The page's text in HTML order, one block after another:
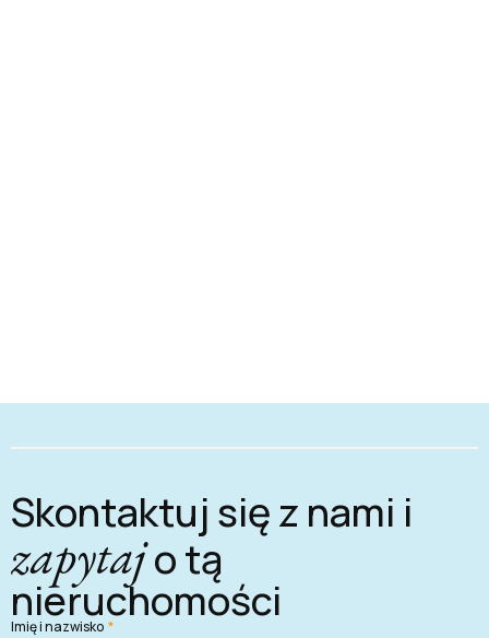
Skontaktuj się z nami i
zapytajo tą
nieruchomości
Imię i nazwisko *